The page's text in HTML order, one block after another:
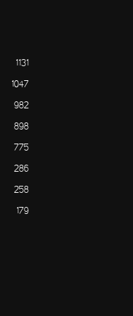
1131
1047
982
898
775
286
258
179